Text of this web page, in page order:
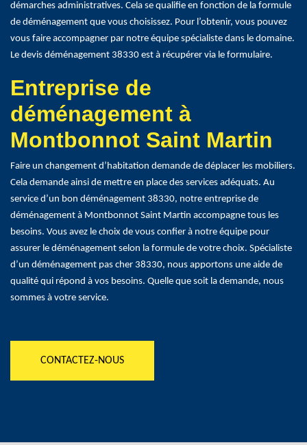
démarches administratives. Cela se qualifie en fonction de la formule
de déménagement que vous choisissez. Pour l’obtenir, vous pouvez
vous faire accompagner par notre équipe spécialiste dans le domaine.
Le devis déménagement 38330 est à récupérer via le formulaire.
Entreprise de
déménagement à
Montbonnot Saint Martin
Faire un changement d’habitation demande de déplacer les mobiliers.
Cela demande ainsi de mettre en place des services adéquats. Au
service d’un bon déménagement 38330, notre entreprise de
déménagement à Montbonnot Saint Martin accompagne tous les
besoins. Vous avez le choix de vous confier à notre équipe pour
assurer le déménagement selon la formule de votre choix. Spécialiste
d’un déménagement pas cher 38330, nous apportons une aide de
qualité qui répond à vos besoins. Quelle que soit la demande, nous
sommes à votre service.
CONTACTEZ-NOUS